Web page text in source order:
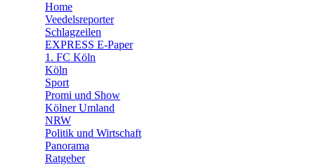
🛒 Shoppingwelt
Home
Veedelsreporter
Schlagzeilen
EXPRESS E-Paper
1. FC Köln
Köln
Sport
Promi und Show
Kölner Umland
NRW
Politik und Wirtschaft
Panorama
Ratgeber